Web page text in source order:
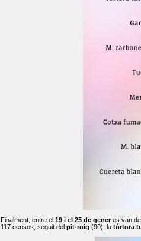
Finalment, entre el 19 i el 25 de generes van
117 censos, seguit del pit-roig (90), la tórtora